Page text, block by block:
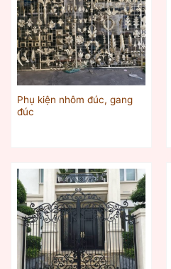
Phụ kiện nhôm đúc, gang
đúc